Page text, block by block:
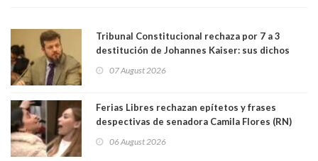
Tribunal Constitucional rechaza por 7 a 3
destitución de Johannes Kaiser: sus dichos
justicia constitucional porque no es diputado
07 August 2026
Ferias Libres rechazan epítetos y frases
despectivas de senadora Camila Flores (RN)
06 August 2026